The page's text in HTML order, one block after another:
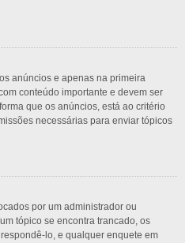
anúncios e apenas na primeira
conteúdo importante e devem ser
que os anúncios, está ao critério
necessárias para enviar tópicos
por um administrador ou
tópico se encontra trancado, os
lo, e qualquer enquete em